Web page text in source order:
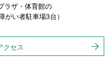
ラザ・体育館の
い者駐車場3台）
クセス